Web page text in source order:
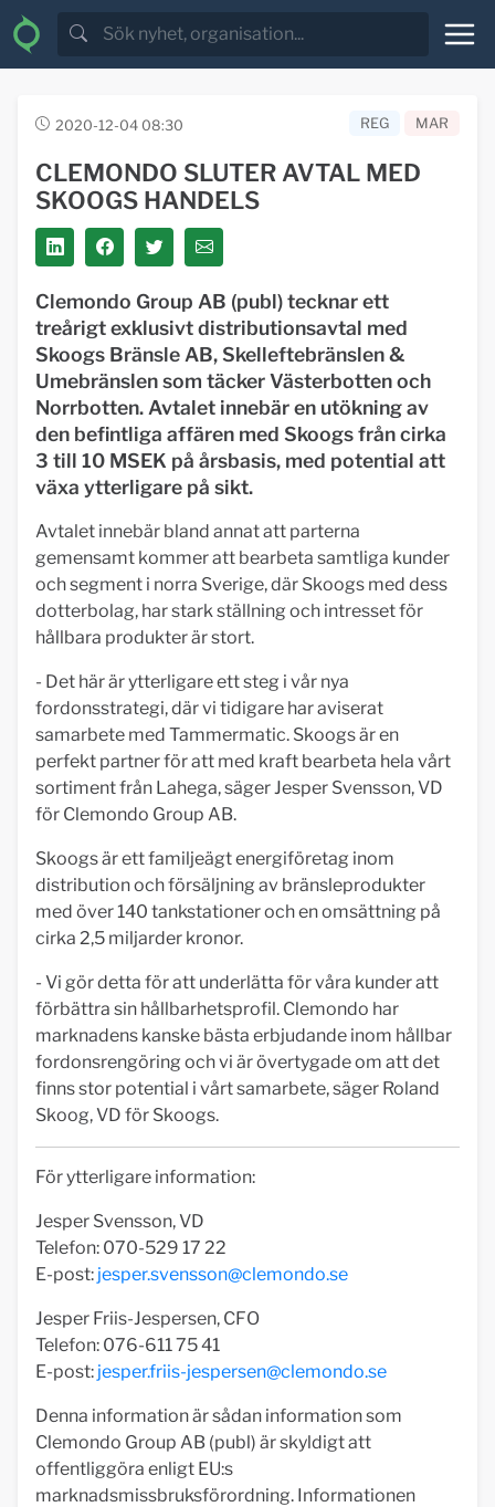
2020-12-04 08:30 REG MAR
CLEMONDO SLUTER AVTAL MED
SKOOGS HANDELS
Clemondo Group AB (publ) tecknar ett
treårigt exklusivt distributionsavtal med
Skoogs Bränsle AB, Skelleftebränslen &
Umebränslen som täcker Västerbotten och
Norrbotten. Avtalet innebär en utökning av
den befintliga affären med Skoogs från cirka
3 till 10 MSEK på årsbasis, med potential att
växa ytterligare på sikt.
Avtalet innebär bland annat att parterna
gemensamt kommer att bearbeta samtliga kunder
och segment i norra Sverige, där Skoogs med dess
dotterbolag, har stark ställning och intresset för
hållbara produkter är stort.
- Det här är ytterligare ett steg i vår nya
fordonsstrategi, där vi tidigare har aviserat
samarbete med Tammermatic. Skoogs är en
perfekt partner för att med kraft bearbeta hela vårt
sortiment från Lahega, säger Jesper Svensson, VD
för Clemondo Group AB.
Skoogs är ett familjeägt energiföretag inom
distribution och försäljning av bränsleprodukter
med över 140 tankstationer och en omsättning på
cirka 2,5 miljarder kronor.
- Vi gör detta för att underlätta för våra kunder att
förbättra sin hållbarhetsprofil. Clemondo har
marknadens kanske bästa erbjudande inom hållbar
fordonsrengöring och vi är övertygade om att det
finns stor potential i vårt samarbete, säger Roland
Skoog, VD för Skoogs.
För ytterligare information:
Jesper Svensson, VD
Telefon: 070-529 17 22
E-post: jesper.svensson@clemondo.se
Jesper Friis-Jespersen, CFO
Telefon: 076-611 75 41
E-post: jesper.friis-jespersen@clemondo.se
Denna information är sådan information som
Clemondo Group AB (publ) är skyldigt att
offentliggöra enligt EU:s
marknadsmissbruksförordning. Informationen